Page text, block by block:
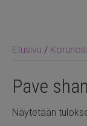
Etusivu /
Pave
Näytetään